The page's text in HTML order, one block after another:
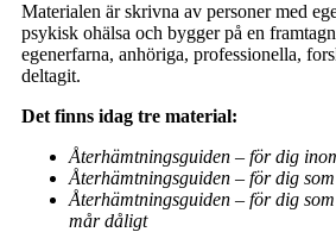
Materialen är skrivna av personer med
psykisk ohälsa och bygger på en
egenerfarna, anhöriga, professionella,
deltagit.
Det finns idag tre material:
Återhämtningsguiden – för dig
Återhämtningsguiden – för dig
Återhämtningsguiden – för dig
mår dåligt